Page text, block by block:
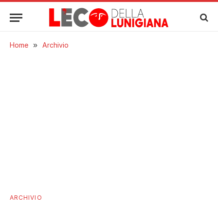
Home » Archivio
ARCHIVIO